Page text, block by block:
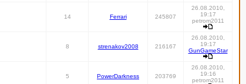
14 Ferrari 245807
26.08.2010,
19:17
petrom2011
8 strenakov2008 216167
26.08.2010,
19:17
GunGameStar
5 PowerDarkness 203769
26.08.2010,
19:16
petrom2011